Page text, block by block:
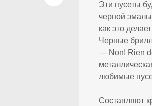
Эти пусеты
черной
как это
Черные
— Non! Rien
любимые
Составляют